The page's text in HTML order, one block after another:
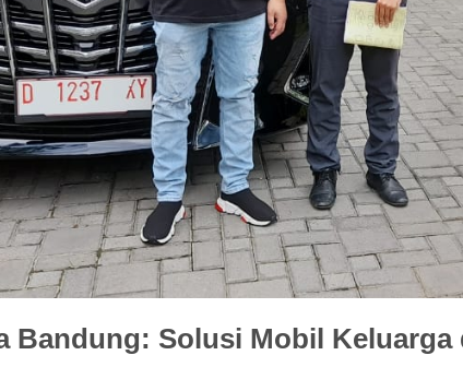
Bandung: Solusi Mobil